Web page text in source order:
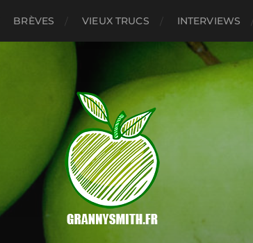
BRÈVES VIEUX TRUCS INTERVIEWS